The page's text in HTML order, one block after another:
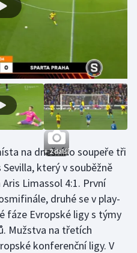
+ 2 další
na dnešního soupeře tři
který v souběžně
Limassol 4:1. První
druhé se v play-
fáze Evropské ligy s týmy
Mužstva na třetích
konferenční ligy. V